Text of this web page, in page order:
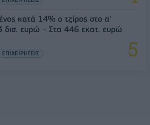
κατά 14% ο τζίρος στο α'
δισ. ευρώ – Στα 446 εκατ. ευρώ
ΕΠΙΧΕΙΡΗΣΕΙΣ